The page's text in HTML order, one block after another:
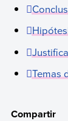
Temas
Compartir